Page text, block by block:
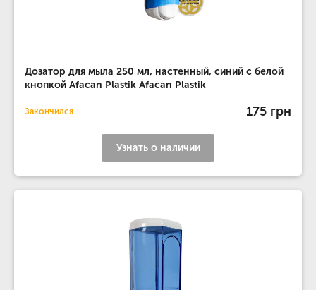
Дозатор для мыла 250 мл, настенный, синий с белой
кнопкой Afacan Plastik Afacan Plastik
Закончился 175 грн
Узнать о наличии